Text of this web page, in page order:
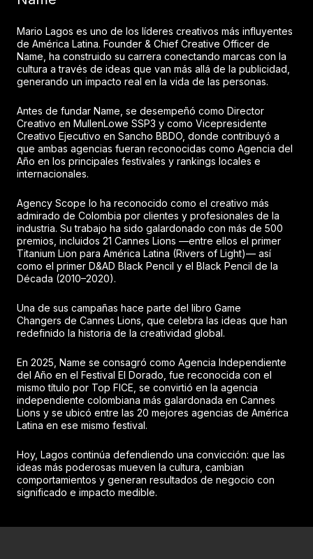
Mario Lagos es uno de los líderes creativos más influyentes
de América Latina. Founder & Chief Creative Officer de
Name, ha construido su carrera conectando marcas con la
cultura a través de ideas que van más allá de la publicidad,
generando un impacto real en la vida de las personas.
Antes de fundar Name, se desempeñó como Director
Creativo en MullenLowe SSP3 y como Vicepresidente
Creativo Ejecutivo en Sancho BBDO, donde contribuyó a
que ambas agencias fueran reconocidas como Agencia del
Año en los principales festivales y rankings locales e
internacionales.
Agency Scope lo ha reconocido como el creativo más
admirado de Colombia por clientes y profesionales de la
industria. Su trabajo ha sido galardonado con más de 500
premios, incluidos 21 Cannes Lions —entre ellos el primer
Titanium Lion para América Latina (Rivers of Light)— así
como el primer D&AD Black Pencil y el Black Pencil de la
Década (2010–2020).
Una de sus campañas hace parte del libro Game
Changers de Cannes Lions, que celebra las ideas que han
redefinido la historia de la creatividad global.
En 2025, Name se consagró como Agencia Independiente
del Año en el Festival El Dorado, fue reconocida con el
mismo título por Top FICE, se convirtió en la agencia
independiente colombiana más galardonada en Cannes
Lions y se ubicó entre las 20 mejores agencias de América
Latina en ese mismo festival.
Hoy, Lagos continúa defendiendo una convicción: que las
ideas más poderosas mueven la cultura, cambian
comportamientos y generan resultados de negocio con
significado e impacto medible.